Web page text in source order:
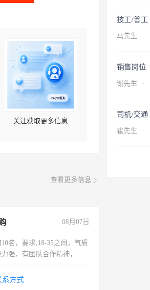
关注获取更多信息
查看更多信息
08月07日
名，要求;18-35之间，气质
强，有团队合作精神，有
系方式
技工/普工
马先生 ·
销售岗位
谢先生 ·
司机/交通
崔先生 ·